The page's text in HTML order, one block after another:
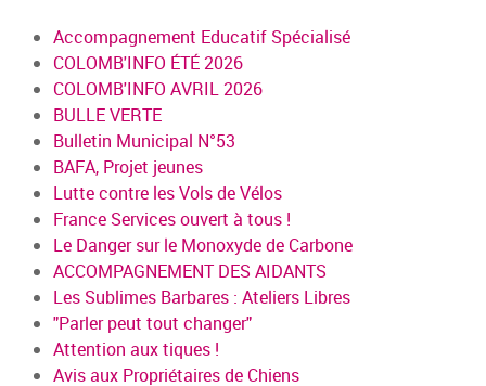
Accompagnement Educatif Spécialisé
COLOMB'INFO ÉTÉ 2026
COLOMB'INFO AVRIL 2026
BULLE VERTE
Bulletin Municipal N°53
BAFA, Projet jeunes
Lutte contre les Vols de Vélos
France Services ouvert à tous !
Le Danger sur le Monoxyde de Carbone
ACCOMPAGNEMENT DES AIDANTS
Les Sublimes Barbares : Ateliers Libres
"Parler peut tout changer"
Attention aux tiques !
Avis aux Propriétaires de Chiens